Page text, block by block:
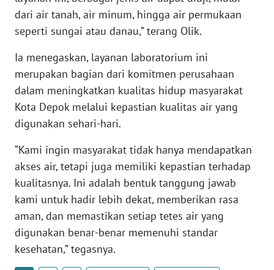
dari air tanah, air minum, hingga air permukaan
seperti sungai atau danau,” terang Olik.
Ia menegaskan, layanan laboratorium ini
merupakan bagian dari komitmen perusahaan
dalam meningkatkan kualitas hidup masyarakat
Kota Depok melalui kepastian kualitas air yang
digunakan sehari-hari.
“Kami ingin masyarakat tidak hanya mendapatkan
akses air, tetapi juga memiliki kepastian terhadap
kualitasnya. Ini adalah bentuk tanggung jawab
kami untuk hadir lebih dekat, memberikan rasa
aman, dan memastikan setiap tetes air yang
digunakan benar-benar memenuhi standar
kesehatan,” tegasnya.
KALTARA
WN
WN
KALTIM
WN
WN
GORONTALO
WN
SULUT